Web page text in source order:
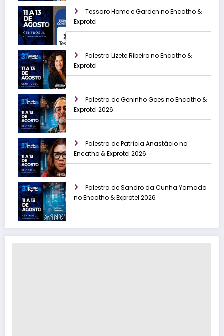
Tessaro Home e Garden no Encatho &
Exprotel
Palestra Lizete Ribeiro no Encatho &
Exprotel
Palestra de Geninho Goes no Encatho &
Exprotel 2026
Palestra de Patrícia Anastácio no
Encatho & Exprotel 2026
Palestra de Sandro da Cunha Yamada
no Encatho & Exprotel 2026